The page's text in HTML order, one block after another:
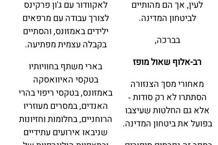
לעין, אך הם מהותיים
לביטחון המדינה.
בברכה,
רב-אלוף שאול מופז
מאחורי מסך הצנזורה
הסתתרו לא רק סודות ‑
אלא גם החלטות שעיצבו
בפועל את ביטחון המדינה.
לאקוודור עם ג'ון פרקינס
לצורך עבודה עם מרפאים
ילידים באמזונס, והסתיים
בקבלה עצמית מפתיעה.
בארי משתף בחוויותיו
בטקסי האיוואסקה
באמזונס, בטקסי ריפוי בהרי
האנדים, במסרים מעוזריו
הרוחניים, בחלומות וחזיונות
שניבאו אירועים עתידיים